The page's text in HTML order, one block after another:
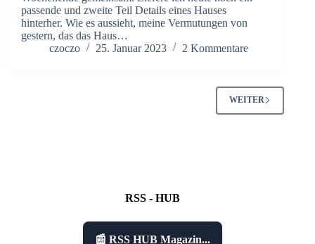
passende und zweite Teil Details eines Hauses
hinterher. Wie es aussieht, meine Vermutungen von
gestern, das das Haus…
czoczo
25. Januar 2023 2 Kommentare
WEITER
RSS - HUB
📰 RSS HUB Magazin...